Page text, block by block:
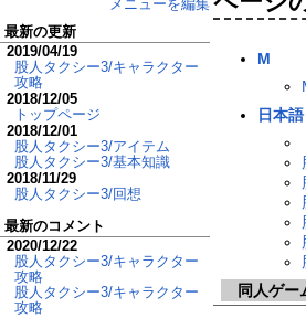
M
日本語
同人ゲー
メニューを編集
最新の更新
2019/04/19
股人タクシー3/キャラクター
攻略
2018/12/05
トップページ
2018/12/01
股人タクシー3/アイテム
股人タクシー3/基本知識
2018/11/29
股人タクシー3/回想
最新のコメント
2020/12/22
股人タクシー3/キャラクター
攻略
股人タクシー3/キャラクター
攻略